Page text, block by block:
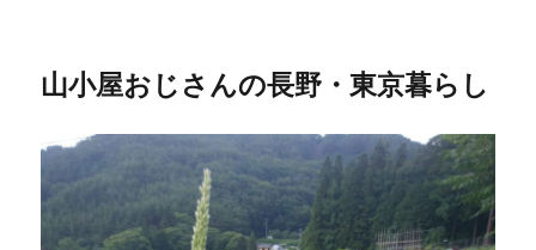
山小屋おじさんの長野・東京暮らし